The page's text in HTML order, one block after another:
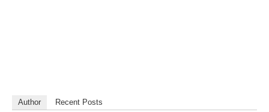
Author Recent Posts